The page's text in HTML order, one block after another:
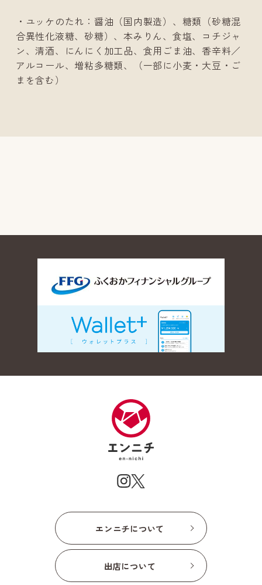
・ユッケのたれ：醤油（国内製造）、糖類（砂糖混
合異性化液糖、砂糖）、本みりん、食塩、コチジャ
ン、清酒、にんにく加工品、食用ごま油、香辛料／
アルコール、増粘多糖類、（一部に小麦・大豆・ご
まを含む）
エンニチについて
出店について